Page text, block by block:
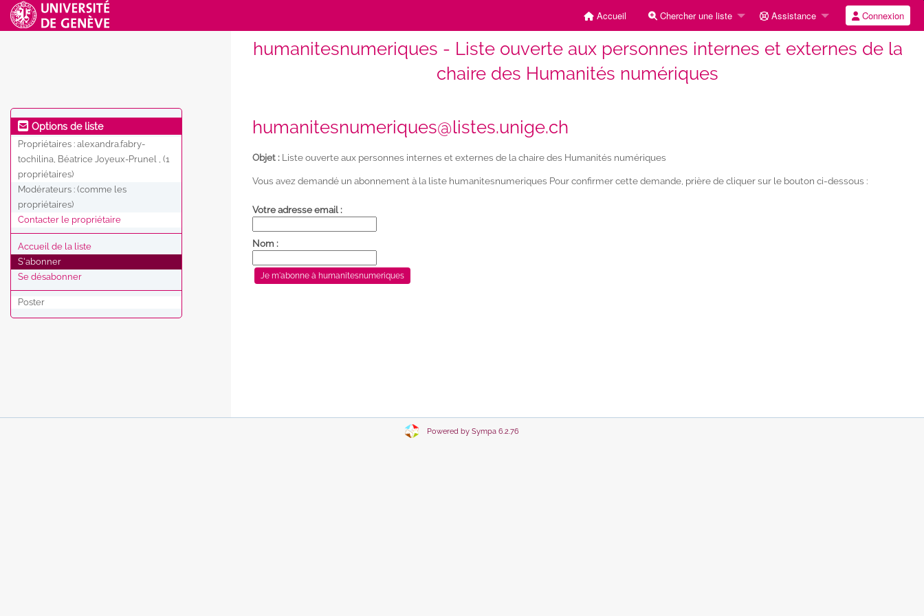
Accueil Chercher une liste Assistance Connexion
humanitesnumeriques - Liste ouverte aux personnes internes et externes de la
chaire des Humanités numériques
Options de liste
Propriétaires : alexandra.fabry-
tochilina, Béatrice Joyeux-Prunel , (1
propriétaires)
Modérateurs : (comme les
propriétaires)
Contacter le propriétaire
Accueil de la liste
S'abonner
Se désabonner
Poster
humanitesnumeriques@listes.unige.ch
Objet : Liste ouverte aux personnes internes et externes de la chaire des Humanités numériques
Vous avez demandé un abonnement à la liste humanitesnumeriques Pour confirmer cette demande, prière de cliquer sur le bouton ci-dessous :
Votre adresse email :
Nom :
Powered by Sympa 6.2.76